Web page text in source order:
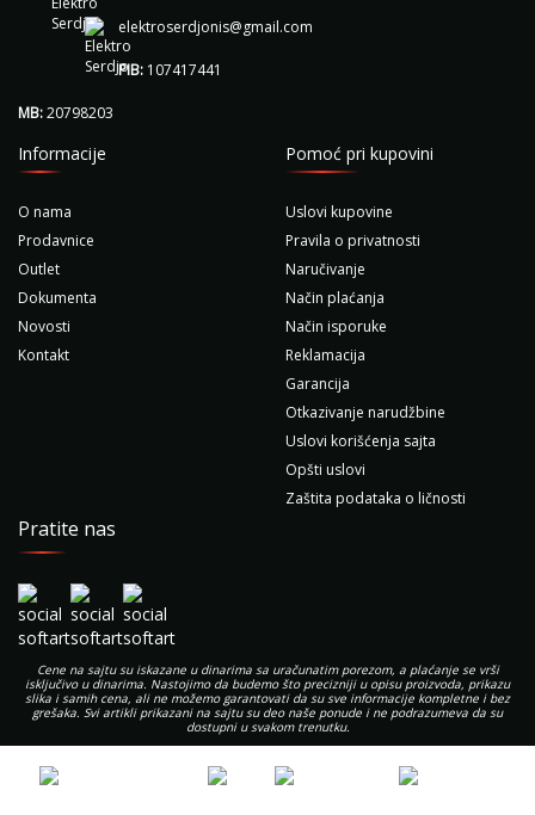
elektroserdjonis@gmail.com
PIB: 107417441
MB:20798203
Informacije
O nama
Prodavnice
Outlet
Dokumenta
Novosti
Kontakt
Pomoć pri kupovini
Uslovi kupovine
Pravila o privatnosti
Naručivanje
Način plaćanja
Način isporuke
Reklamacija
Garancija
Otkazivanje narudžbine
Uslovi korišćenja sajta
Opšti uslovi
Zaštita podataka o ličnosti
Pratite nas
Cene na sajtu su iskazane u dinarima sa uračunatim porezom, a plaćanje se vrši
isključivo u dinarima. Nastojimo da budemo što precizniji u opisu proizvoda, prikazu
slika i samih cena, ali ne možemo garantovati da su sve informacije kompletne i bez
grešaka. Svi artikli prikazani na sajtu su deo naše ponude i ne podrazumeva da su
dostupni u svakom trenutku.